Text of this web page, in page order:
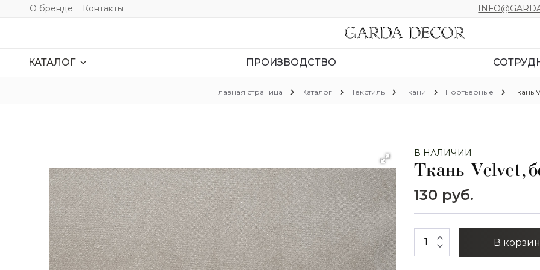
О бренде Контакты
expand_more ПРОИЗВОДСТВО
Главная страница chevron_right Каталог chevron_right Текстиль chevron_right Ткани chevron_right Портьерные chevron_right Ткань
В НАЛИЧИИ
Ткань Velvet,
130 руб.
expand_less
expand_more В